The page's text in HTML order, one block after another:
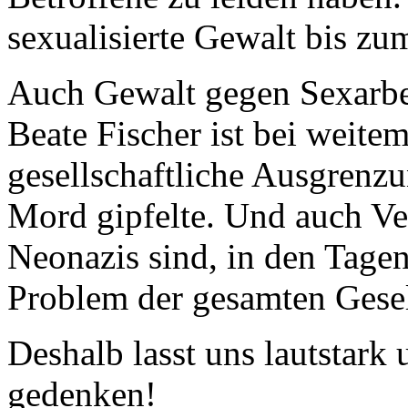
sexualisierte Gewalt bis
Auch Gewalt gegen
Beate Fischer ist bei
gesellschaftliche
Mord gipfelte. Und auch
Neonazis sind, in den
Problem der gesamten
Deshalb lasst uns lautstark
gedenken!